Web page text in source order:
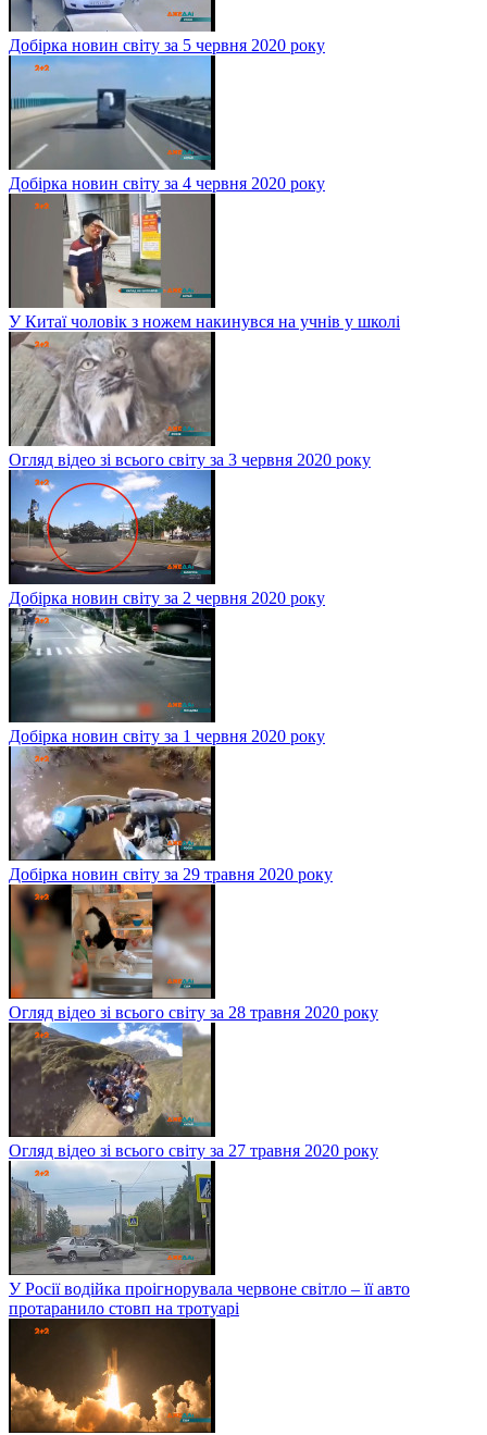
Добірка новин світу за 5 червня 2020 року
Добірка новин світу за 4 червня 2020 року
У Китаї чоловік з ножем накинувся на учнів у школі
Огляд відео зі всього світу за 3 червня 2020 року
Добірка новин світу за 2 червня 2020 року
Добірка новин світу за 1 червня 2020 року
Добірка новин світу за 29 травня 2020 року
Огляд відео зі всього світу за 28 травня 2020 року
Огляд відео зі всього світу за 27 травня 2020 року
У Росії водійка проігнорувала червоне світло – її авто
протаранило стовп на тротуарі